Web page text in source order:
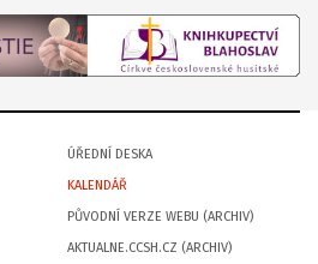
ÚŘEDNÍ DESKA
KALENDÁŘ
PŮVODNÍ VERZE WEBU (ARCHIV)
AKTUALNE.CCSH.CZ (ARCHIV)